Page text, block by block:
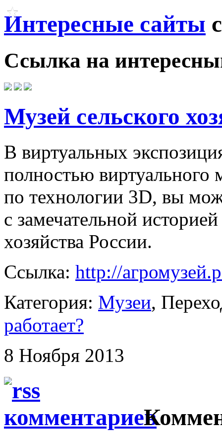
Интересные сайты
Ссылка на
Музей сельского
В виртуальных
полностью виртуального
по технологии 3D, вы
с замечательной
хозяйства России.
Ссылка: http://
Категория: Музеи ,
работает?
8 Ноября 2013